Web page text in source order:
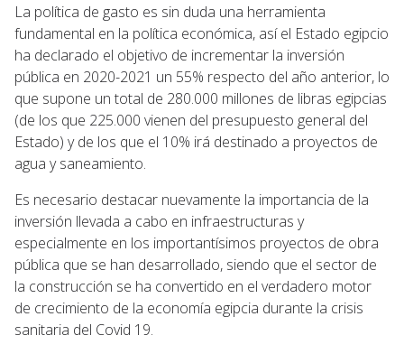
La política de gasto es sin duda una herramienta
fundamental en la política económica, así el Estado egipcio
ha declarado el objetivo de incrementar la inversión
pública en 2020-2021 un 55% respecto del año anterior, lo
que supone un total de 280.000 millones de libras egipcias
(de los que 225.000 vienen del presupuesto general del
Estado) y de los que el 10% irá destinado a proyectos de
agua y saneamiento.
Es necesario destacar nuevamente la importancia de la
inversión llevada a cabo en infraestructuras y
especialmente en los importantísimos proyectos de obra
pública que se han desarrollado, siendo que el sector de
la construcción se ha convertido en el verdadero motor
de crecimiento de la economía egipcia durante la crisis
sanitaria del Covid 19.